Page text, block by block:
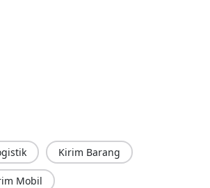
Kirim Barang
Mobil